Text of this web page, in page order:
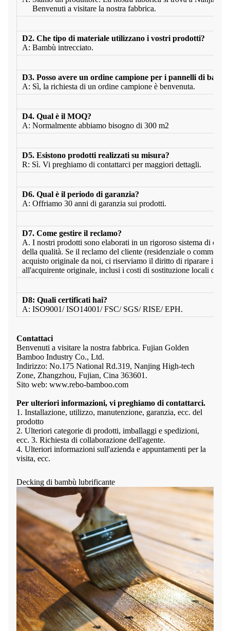
Benvenuti a visitare la nostra fabbrica.
D2. Che tipo di materiale utilizzano i vostri prodotti?
A: Bambù intrecciato.
D3. Posso avere un ordine campione per i pannelli di
A: Sì, la richiesta di un ordine campione è benvenuta.
D4. Qual è il MOQ?
A: Normalmente abbiamo bisogno di 300 m2
D5. Esistono prodotti realizzati su misura?
R: Sì. Vi preghiamo di contattarci per maggiori dettagli.
D6. Qual è il periodo di garanzia?
A: Offriamo 30 anni di garanzia sui prodotti.
D7. Come gestire il reclamo?
A. I nostri prodotti sono elaborati in un rigoroso sistema di
della qualità. Se il reclamo del cliente (residenziale o
acquisto originale da noi, ci riserviamo il diritto di riparare il
all'acquirente originale, inclusi i costi di sostituzione locali di
D8: Quali certificati hai?
A: ISO9001/ ISO14001/ FSC/ SGS/ RISE/ EPH.
Contattaci
Benvenuti a visitare la nostra fabbrica. Fujian Golden
Bamboo Industry Co., Ltd.
Indirizzo: No.175 National Rd.319, Nanjing High-tech
Zone, Zhangzhou, Fujian, Cina 363601.
Sito web: www.rebo-bamboo.com
Per ulteriori informazioni, vi preghiamo di contattarci.
1. Installazione, utilizzo, manutenzione, garanzia, ecc. del
prodotto
2. Ulteriori categorie di prodotti, imballaggi e spedizioni,
ecc. 3. Richiesta di collaborazione dell'agente.
4. Ulteriori informazioni sull'azienda e appuntamenti per la
visita, ecc.
Decking di bambù lubrificante